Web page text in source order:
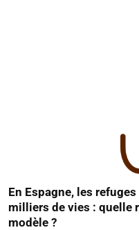
En Espagne, les
milliers de vies : quelle
modèle ?